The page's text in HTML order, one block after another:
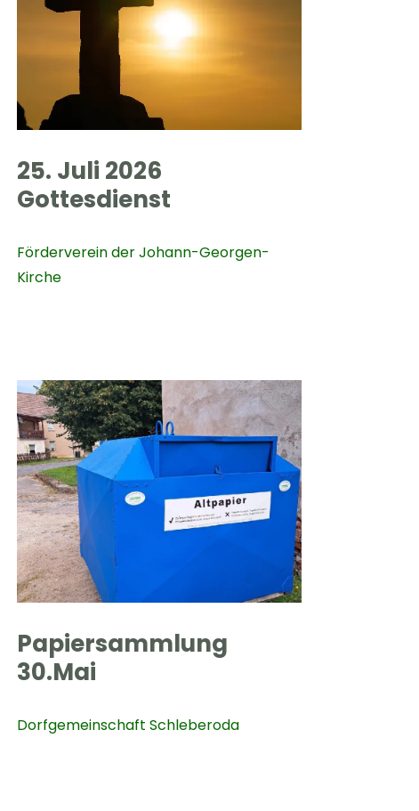
25. Juli 2026
Gottesdienst
Förderverein der Johann-Georgen-
Kirche
Papiersammlung
30.Mai
Dorfgemeinschaft Schleberoda